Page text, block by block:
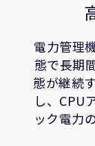
電力管理
態で長期
態が継続
し、CPU
ック電力